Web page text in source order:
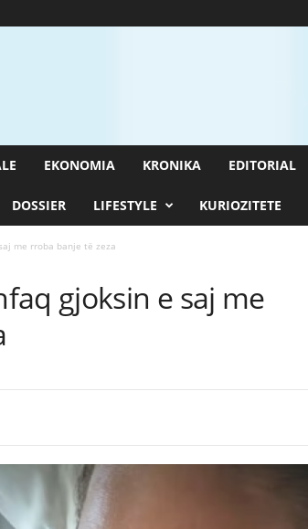
EKONOMIA KRONIKA EDITORIAL
DOSSIER LIFESTYLE KURIOZITETE
me rroba banje të zeza
gjoksin e saj me